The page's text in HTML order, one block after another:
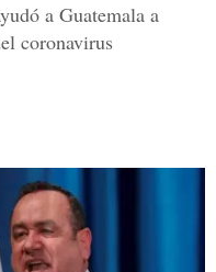
a Guatemala a
coronavirus